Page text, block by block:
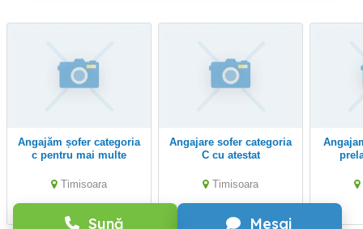
Sună Mesaj
angajăm șofer categoria
c pentru mai multe
Timisoara
Angajare sofer categoria
C cu atestat
Timisoara
Angajam soferi pe tir la